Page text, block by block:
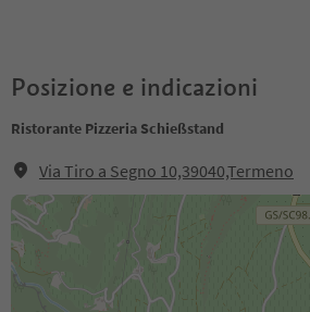
Posizione e indicazioni
Ristorante Pizzeria Schießstand
Via Tiro a Segno 10,39040,Termeno